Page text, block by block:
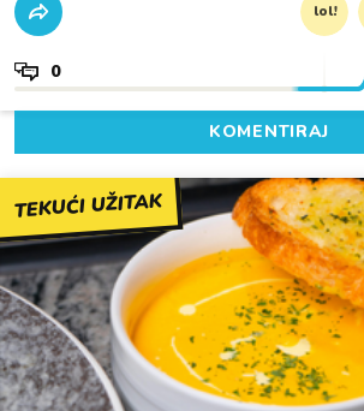
lol!
0
KOMENTIRAJ
TEKUĆI UŽITAK